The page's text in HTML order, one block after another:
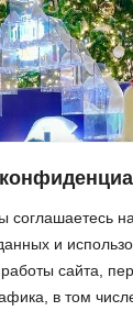
соглашаетесь
и
сайта,
в том